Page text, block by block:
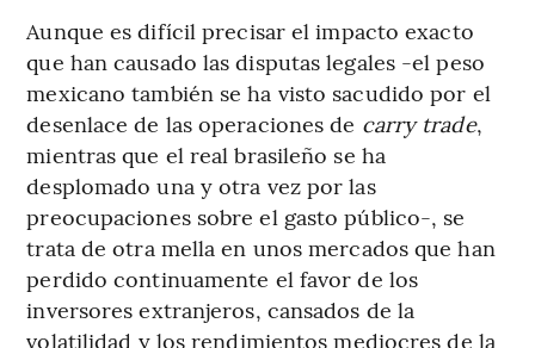
Aunque es difícil precisar el impacto exacto
que han causado las disputas legales -el peso
mexicano también se ha visto sacudido por el
desenlace de las operaciones de carry trade,
mientras que el real brasileño se ha
desplomado una y otra vez por las
preocupaciones sobre el gasto público-, se
trata de otra mella en unos mercados que han
perdido continuamente el favor de los
inversores extranjeros, cansados de la
volatilidad y los rendimientos mediocres de la